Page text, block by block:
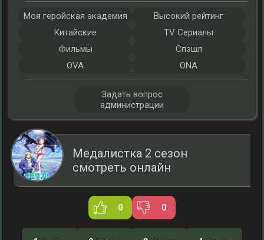
Медалистка 2 сезон
смотреть онлайн
0 0
Моя геройская академия
Высокий рейтинг
Китайские
TV Сериалы
Фильмы
Спэшл
OVA
ONA
Задать вопрос
администрации